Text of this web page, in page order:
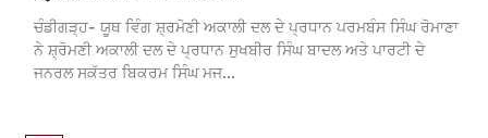
ਚੰਡੀਗੜ੍ਹ- ਯੂਥ ਵਿੰਗ ਸ਼੍ਰਮੋਣੀ ਅਕਾਲੀ ਦਲ ਦੇ ਪ੍ਰਧਾਨ ਪਰਮਬੰਸ ਸਿੰਘ ਰੋਮਾਣਾ
ਨੇ ਸ਼੍ਰੋਮਣੀ ਅਕਾਲੀ ਦਲ ਦੇ ਪ੍ਰਧਾਨ ਸੁਖਬੀਰ ਸਿੰਘ ਬਾਦਲ ਅਤੇ ਪਾਰਟੀ ਦੇ
ਜਨਰਲ ਸਕੱਤਰ ਬਿਕਰਮ ਸਿੰਘ ਮਜ...